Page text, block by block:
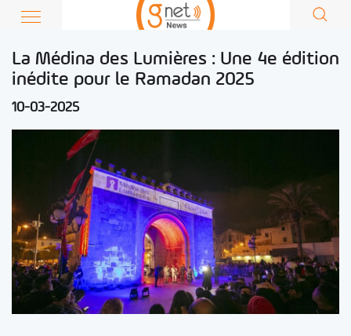
La Médina des Lumières : Une 4e édition
inédite pour le Ramadan 2025
10-03-2025